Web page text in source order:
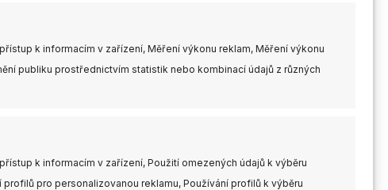
k informacím v zařízení, Měření výkonu reklam, Měření výkonu
publiku prostřednictvím statistik nebo kombinací údajů z různých
k informacím v zařízení, Použití omezených údajů k výběru
profilů pro personalizovanou reklamu, Používání profilů k výběru